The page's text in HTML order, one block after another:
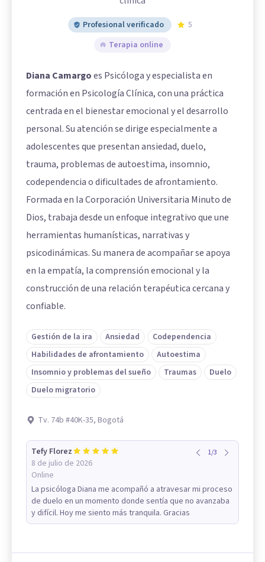
Profesional verificado
5
Terapia online
Diana Camargoes Psicóloga y especialista en
formación en Psicología Clínica, con una práctica
centrada en el bienestar emocional y el desarrollo
personal. Su atención se dirige especialmente a
adolescentes que presentan ansiedad, duelo,
trauma, problemas de autoestima, insomnio,
codependencia o dificultades de afrontamiento.
Formada en la Corporación Universitaria Minuto de
Dios, trabaja desde un enfoque integrativo que une
herramientas humanísticas, narrativas y
psicodinámicas. Su manera de acompañar se apoya
en la empatía, la comprensión emocional y la
construcción de una relación terapéutica cercana y
confiable.
Gestión de la ira Ansiedad
Codependencia
Habilidades de afrontamiento
Autoestima
Insomnio y problemas del sueño
Traumas
Duelo
Duelo migratorio
Tv. 74b #40K-35, Bogotá
Tefy Florez
8 de julio de 2026
Online
1/3
La psicóloga Diana me acompañó a atravesar mi proceso
de duelo en un momento donde sentía que no avanzaba
y difícil. Hoy me siento más tranquila. Gracias